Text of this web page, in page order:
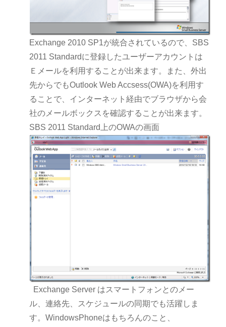
Exchange 2010 SP1が統合されているので、SBS
2011 Standardに登録したユーザーアカウントは
Ｅメールを利用することが出来ます。また、外出
先からでもOutlook Web Accsess(OWA)を利用す
ることで、インターネット経由でブラウザから会
社のメールボックスを確認することが出来ます。
SBS 2011 Standard上のOWAの画面
Exchange Server はスマートフォンとのメー
ル、連絡先、スケジュールの同期でも活躍しま
す。WindowsPhoneはもちろんのこと、